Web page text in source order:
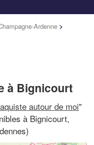
Ardenne >
à Bignicourt
autour de moi"
à Bignicourt,